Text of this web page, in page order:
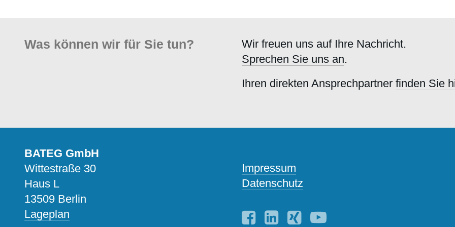
Was können wir für Sie tun?
Wir freuen uns auf Ihre Nachricht.
Sprechen Sie uns an.
Ihren direkten Ansprechpartner finden Sie
BATEG GmbH
Wittestraße 30
Haus L
13509 Berlin
Lageplan
Impressum
Datenschutz